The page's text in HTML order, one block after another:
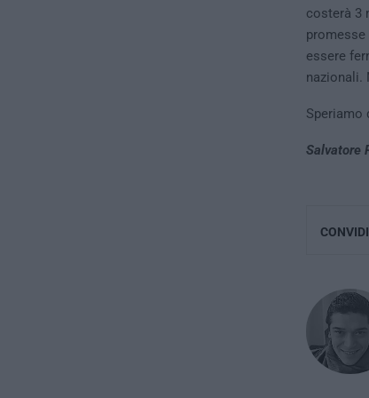
costerà 3
promesse
essere
nazionali.
Speriamo
Salvatore